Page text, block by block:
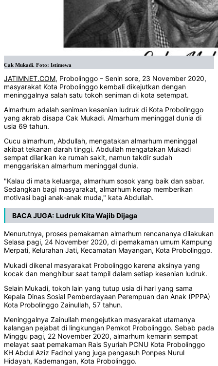
Cak Mukadi. Foto: Istimewa
JATIMNET.COM, Probolinggo – Senin sore, 23 November 2020,
masyarakat Kota Probolinggo kembali dikejutkan dengan
meninggalnya salah satu tokoh seniman di kota setempat.
Almarhum adalah seniman kesenian ludruk di Kota Probolinggo
yang akrab disapa Cak Mukadi. Almarhum meninggal dunia di
usia 69 tahun.
Cucu almarhum, Abdullah, mengatakan almarhum meninggal
akibat tekanan darah tinggi. Abdullah mengatakan Mukadi
sempat dilarikan ke rumah sakit, namun takdir sudah
menggariskan almarhum meninggal dunia.
"Kalau di mata keluarga, almarhum sosok yang baik dan sabar.
Sedangkan bagi masyarakat, almarhum kerap memberikan
motivasi bagi anak-anak muda," kata Abdullah.
BACA JUGA: Ludruk Kita Wajib Dijaga
Menurutnya, proses pemakaman almarhum rencananya dilakukan
Selasa pagi, 24 November 2020, di pemakaman umum Kampung
Merpati, Kelurahan Jati, Kecamatan Mayangan, Kota Probolinggo.
Mukadi dikenal masyarakat Probolinggo karena aksinya yang
kocak dan menghibur saat tampil dalam setiap kesenian ludruk.
Selain Mukadi, tokoh lain yang tutup usia di hari yang sama
Kepala Dinas Sosial Pemberdayaan Perempuan dan Anak (PPPA)
Kota Probolinggo Zainullah, 57 tahun.
Meninggalnya Zainullah mengejutkan masyarakat utamanya
kalangan pejabat di lingkungan Pemkot Probolinggo. Sebab pada
Minggu pagi, 22 November 2020, almarhum kemarin sempat
melayat saat pemakaman Rais Syuriah PCNU Kota Probolinggo
KH Abdul Aziz Fadhol yang juga pengasuh Ponpes Nurul
Hidayah, Kademangan, Kota Probolinggo.